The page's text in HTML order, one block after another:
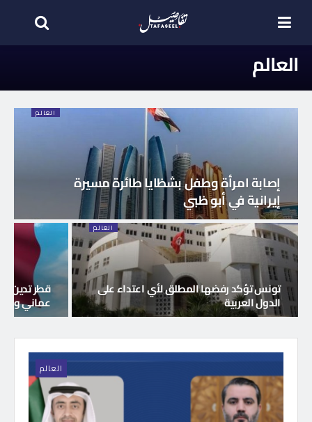
العالم
العالم
إصابة امرأة وطفل بشظايا طائرة مسيرة
إيرانية في أبو ظبي
العالم
تونس تؤكد رفضها المطلق لأي اعتداء على
الدول العربية
قطر تدين
عماني
العالم